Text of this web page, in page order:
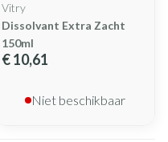
Vitry
Dissolvant Extra Zacht
150ml
€ 10,61
Niet beschikbaar